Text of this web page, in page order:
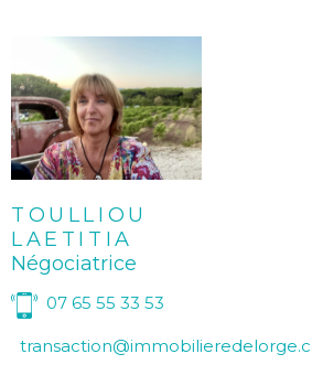
TOULLIOU
LAETITIA
Négociatrice
07 65 55 33 53